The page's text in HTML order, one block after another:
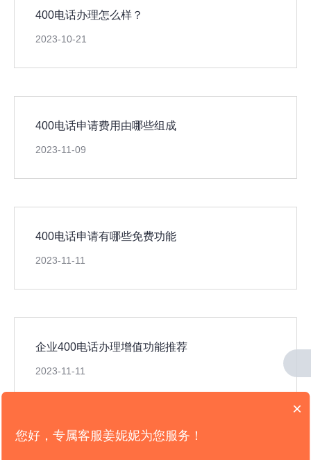
400电话办理怎么样？
2023-10-21
400电话申请费用由哪些组成
2023-11-09
400电话申请有哪些免费功能
2023-11-11
企业400电话办理增值功能推荐
2023-11-11
版权所有：山东新轨道信息科技限公司
×
您好，专属客服姜妮妮为您服务！